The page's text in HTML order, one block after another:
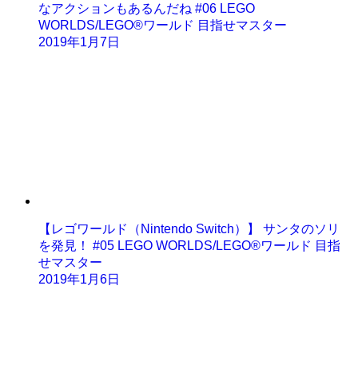
なアクションもあるんだね #06 LEGO
WORLDS/LEGO®ワールド 目指せマスター
2019年1月7日
【レゴワールド（Nintendo Switch）】 サンタのソリ
を発見！ #05 LEGO WORLDS/LEGO®ワールド 目指
せマスター
2019年1月6日